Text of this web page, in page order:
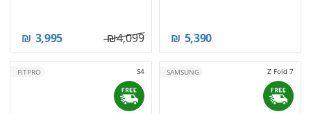
5,390
₪
4,099
₪
3,995
₪
Z Fold 7
SAMSUNG
S4
FITPRO